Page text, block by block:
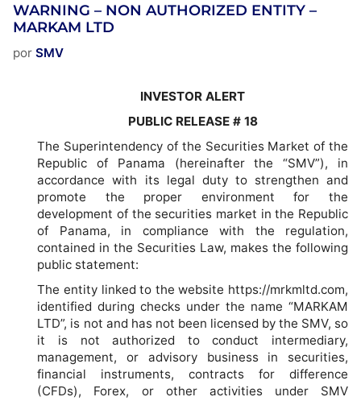
WARNING – NON AUTHORIZED ENTITY –
MARKAM LTD
por SMV
INVESTOR ALERT
PUBLIC RELEASE # 18
The Superintendency of the Securities Market of the
Republic of Panama (hereinafter the “SMV”), in
accordance with its legal duty to strengthen and
promote the proper environment for the
development of the securities market in the Republic
of Panama, in compliance with the regulation,
contained in the Securities Law, makes the following
public statement:
The entity linked to the website https://mrkmltd.com,
identified during checks under the name “MARKAM
LTD”, is not and has not been licensed by the SMV, so
it is not authorized to conduct intermediary,
management, or advisory business in securities,
financial instruments, contracts for difference
(CFDs), Forex, or other activities under SMV